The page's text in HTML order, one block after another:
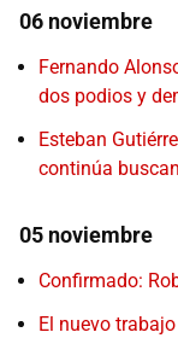
06 noviembre
Fernando
dos podios y
Esteban
continúa
05 noviembre
Confirmado:
El nuevo